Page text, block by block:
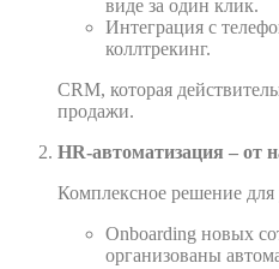
виде за один клик.
Интеграция с
коллтрекинг.
CRM, которая
продажи.
HR-автоматизация – от
Комплексное решение
Onboarding новых
организованы